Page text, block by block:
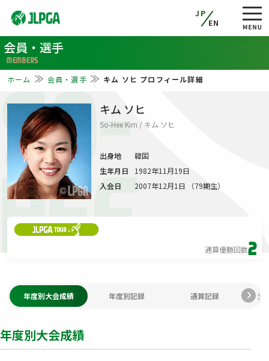
JP
EN
会員・選手
MEMBERS
ホーム 会員・選手 キム ソヒ プロフィール詳細
SO-
HEE
KIM
キム ソヒ
So-Hee Kim / キム ソヒ
出身地
韓国
生年月日
1982年11月19日
入会日
2007年12月1日 （79期生）
通算優勝回数2
年度別大会成績 年度別記録 通算記録 生
年度別大会成績